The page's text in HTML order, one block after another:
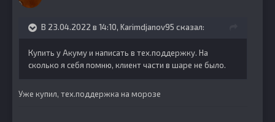
В 23.04.2022 в 14:10, Karimdjanov95 сказал:
Купить у Акуму и написать в тех.поддержку. На
сколько я себя помню, клиент части в шаре не было.
Уже купил, тех.поддержка на морозе